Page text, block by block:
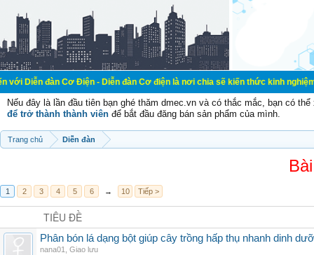
đàn Cơ Điện - Diễn đàn Cơ điện là nơi chia sẽ kiến thức kinh nghiệm
Nếu đây là lần đầu tiên bạn ghé thăm dmec.vn và có thắc mắc, bạn có
để trở thành thành viên để bắt đầu đăng bán sản phẩm của mình.
Trang chủ Diễn đàn
1 2 3 4 5 6 → 10 Tiếp >
TIÊU ĐỀ
Phân bón lá dạng bột giúp cây trồng hấp thụ nhanh dinh
nana01
Giao lưu